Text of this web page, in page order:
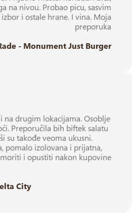
na nivou. Probao picu, sasvim
i ostale hrane. I vina. Moja
preporuka
- Monument Just Burger
na drugim lokacijama. Osoblje
Preporučila bih biftek salatu
su takođe veoma ukusni.
pomalo izolovana i prijatna,
i opustiti nakon kupovine
City